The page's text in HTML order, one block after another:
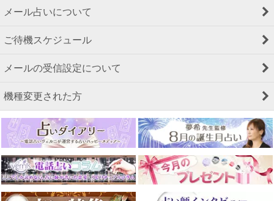
メール占いについて
ご待機スケジュール
メールの受信設定について
機種変更された方